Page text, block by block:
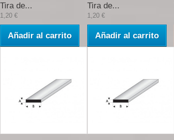
Tira de...
1,20 €
Añadir al carrito
Tira de...
1,20 €
Añadir al carrito